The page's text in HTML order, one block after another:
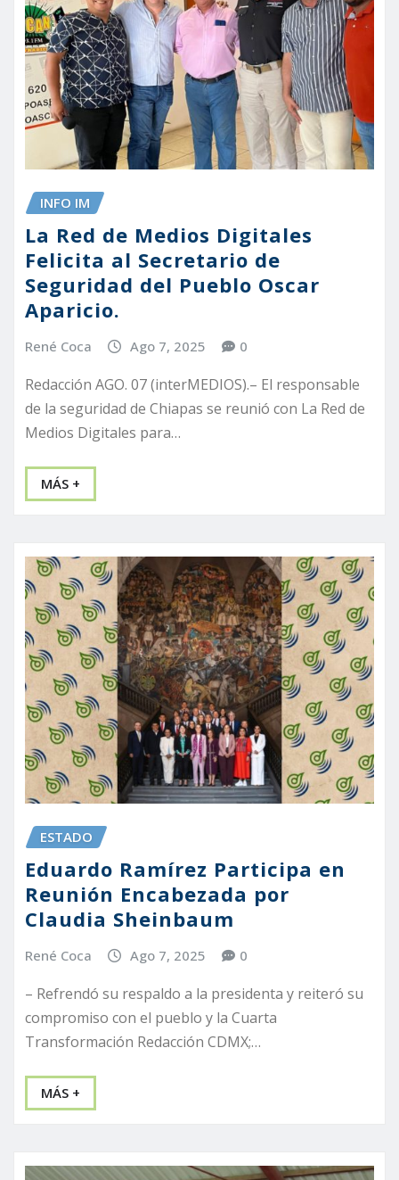
INFO IM
La Red de Medios Digitales
Felicita al Secretario de
Seguridad del Pueblo Oscar
Aparicio.
René Coca Ago 7, 2025 0
Redacción AGO. 07 (interMEDIOS).– El responsable
de la seguridad de Chiapas se reunió con La Red de
Medios Digitales para…
MÁS +
ESTADO
Eduardo Ramírez Participa en
Reunión Encabezada por
Claudia Sheinbaum
René Coca Ago 7, 2025 0
– Refrendó su respaldo a la presidenta y reiteró su
compromiso con el pueblo y la Cuarta
Transformación Redacción CDMX;…
MÁS +